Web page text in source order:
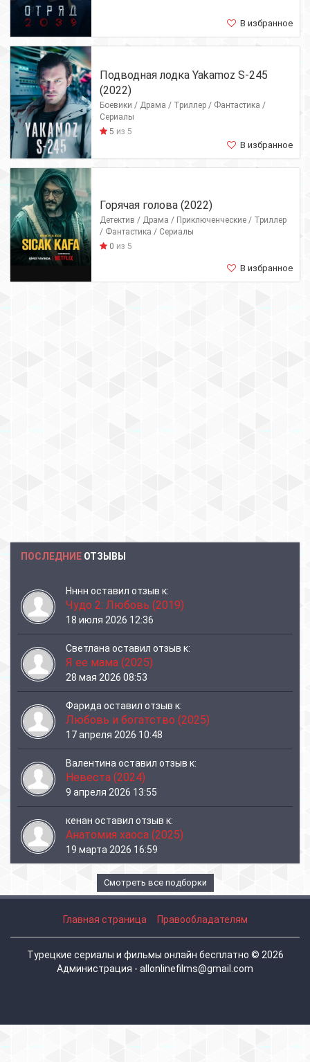
В избранное
Подводная лодка Yakamoz S-245
(2022)
Боевики / Драма / Триллер / Фантастика /
Сериалы
5 из 5
В избранное
Горячая голова (2022)
Детектив / Драма / Приключенческие / Триллер
/ Фантастика / Сериалы
0 из 5
В избранное
ПОСЛЕДНИЕ ОТЗЫВЫ
Нннн оставил отзыв к:
Чудо 2: Любовь (2019)
18 июля 2026 12:36
Светланаоставил отзыв к:
Я ее мама (2025)
28 мая 2026 08:53
Фаридаоставил отзыв к:
Любовь и богатство (2025)
17 апреля 2026 10:48
Валентинаоставил отзыв к:
Невеста (2024)
9 апреля 2026 13:55
кенан оставил отзыв к:
Анатомия хаоса (2025)
19 марта 2026 16:59
Смотреть все подборки
Главная страница Правообладателям
Турецкие сериалы и фильмы онлайн бесплатно © 2026
Администрация - allonlinefilms@gmail.com